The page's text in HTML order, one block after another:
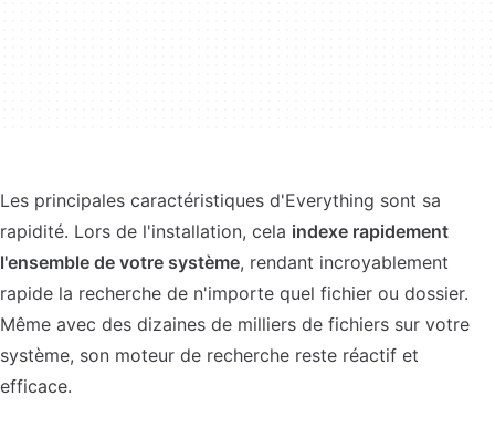
Les principales caractéristiques d'Everything sont sa
rapidité. Lors de l'installation, cela indexe rapidement
l'ensemble de votre système, rendant incroyablement
rapide la recherche de n'importe quel fichier ou dossier.
Même avec des dizaines de milliers de fichiers sur votre
système, son moteur de recherche reste réactif et
efficace.